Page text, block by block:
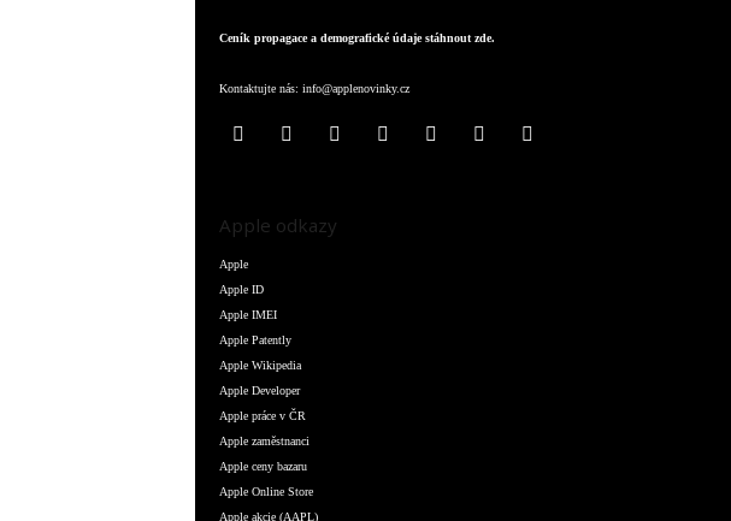
Ceník propagace a demografické údaje stáhnout zde.
Kontaktujte nás: info@applenovinky.cz
Apple odkazy
Apple
Apple ID
Apple IMEI
Apple Patently
Apple Wikipedia
Apple Developer
Apple práce v ČR
Apple zaměstnanci
Apple ceny bazaru
Apple Online Store
Apple akcie (AAPL)